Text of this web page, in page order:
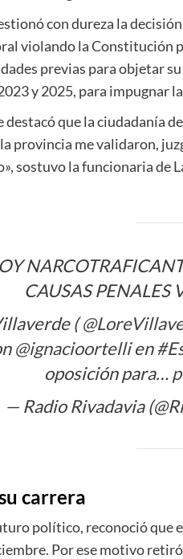
con dureza la
violando la Constitución
previas para objetar
y 2025, para impugnar
que la ciudadanía
provincia me validaron,
sostuvo la funcionaria de
CAUSAS PENALES
(
@ignacioortellien
oposición para…
— Radio Rivadavia
carrera
político, reconoció que
Por ese motivo